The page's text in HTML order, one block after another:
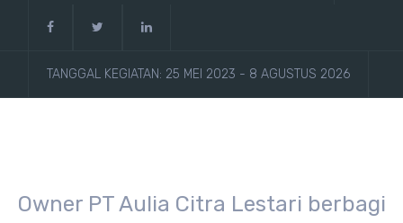
TANGGAL KEGIATAN: 25 MEI 2023 - 8 AGUSTUS 2026
Owner PT Aulia Citra Lestari berbagi